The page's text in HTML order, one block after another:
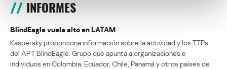
INFORMES
BlindEagle vuela alto en LATAM
Kaspersky proporciona información sobre la actividad y los TTPs
del APT BlindEagle. Grupo que apunta a organizaciones e
individuos en Colombia, Ecuador, Chile, Panamá y otros países de